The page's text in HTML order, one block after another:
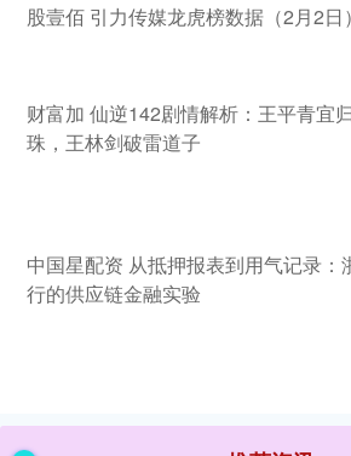
股壹佰 引力传媒龙虎榜数据（2月2日）
财富加 仙逆142剧情解析：王平青宜
珠，王林剑破雷道子
中国星配资 从抵押报表到用气记录：
行的供应链金融实验